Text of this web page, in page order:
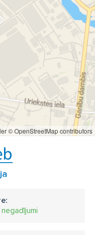
© OpenStreetMap contributors